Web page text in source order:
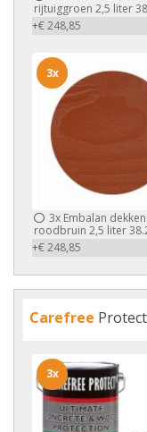
rijtuiggroen 2,5 liter
+€ 248,85
3x Embalan
roodbruin 2,5 liter
+€ 248,85
3x
Carefree
3x